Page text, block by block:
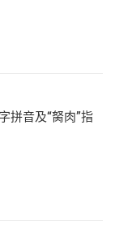
拼音及“胬肉”指